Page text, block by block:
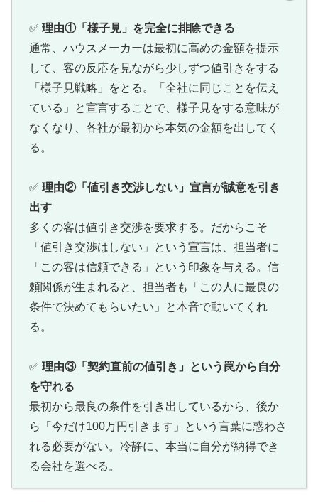
✅ 理由①「様子見」を完全に排除できる
通常、ハウスメーカーは最初に高めの金額を提示
して、客の反応を見ながら少しずつ値引きをする
「様子見戦略」をとる。「全社に同じことを伝え
ている」と宣言することで、様子見をする意味が
なくなり、各社が最初から本気の金額を出してく
る。
✅ 理由②「値引き交渉しない」宣言が誠意を引き
出す
多くの客は値引き交渉を要求する。だからこそ
「値引き交渉はしない」という宣言は、担当者に
「この客は信頼できる」という印象を与える。信
頼関係が生まれると、担当者も「この人に最良の
条件で決めてもらいたい」と本音で動いてくれ
る。
✅ 理由③「契約直前の値引き」という罠から自分
を守れる
最初から最良の条件を引き出しているから、後か
ら「今だけ100万円引きます」という言葉に惑わさ
れる必要がない。冷静に、本当に自分が納得でき
る会社を選べる。